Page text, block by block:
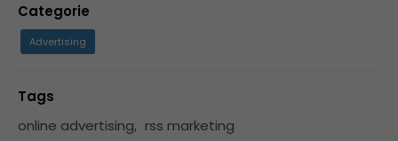
Categorie
Advertising
Tags
online advertising, rss marketing